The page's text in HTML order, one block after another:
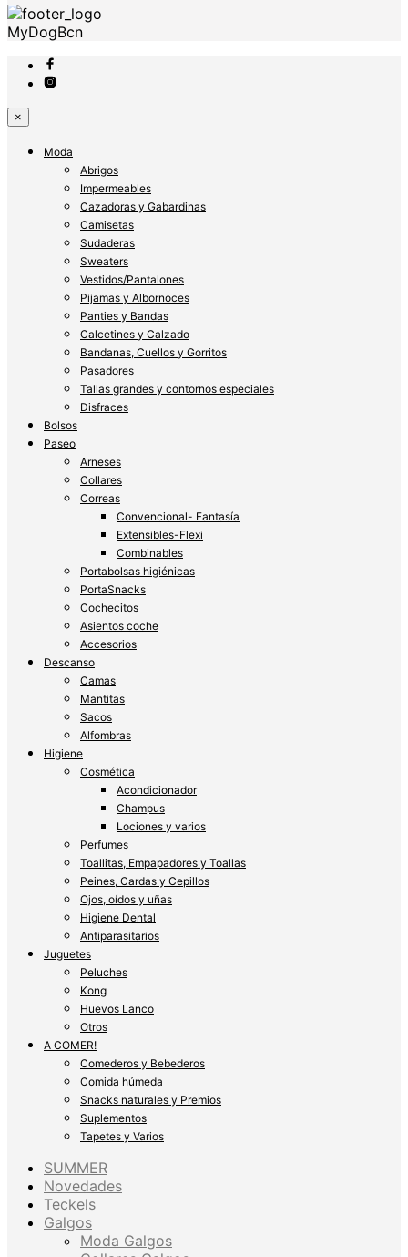
MyDogBcn
×
Moda
Abrigos
Impermeables
Cazadoras y Gabardinas
Camisetas
Sudaderas
Sweaters
Vestidos/Pantalones
Pijamas y Albornoces
Panties y Bandas
Calcetines y Calzado
Bandanas, Cuellos y Gorritos
Pasadores
Tallas grandes y contornos especiales
Disfraces
Bolsos
Paseo
Arneses
Collares
Correas
Convencional- Fantasía
Extensibles-Flexi
Combinables
Portabolsas higiénicas
PortaSnacks
Cochecitos
Asientos coche
Accesorios
Descanso
Camas
Mantitas
Sacos
Alfombras
Higiene
Cosmética
Acondicionador
Champus
Lociones y varios
Perfumes
Toallitas, Empapadores y Toallas
Peines, Cardas y Cepillos
Ojos, oídos y uñas
Higiene Dental
Antiparasitarios
Juguetes
Peluches
Kong
Huevos Lanco
Otros
A COMER!
Comederos y Bebederos
Comida húmeda
Snacks naturales y Premios
Suplementos
Tapetes y Varios
SUMMER
Novedades
Teckels
Galgos
Moda Galgos